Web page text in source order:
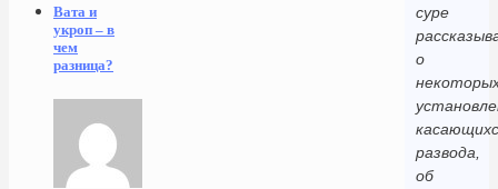
суре
о
развода,
об
Вата и
укроп – в
чем
разница?